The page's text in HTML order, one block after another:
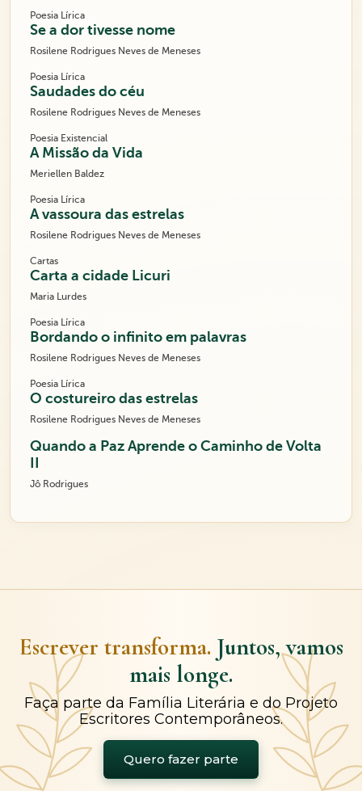
Poesia Lírica
Se a dor tivesse nome
Rosilene Rodrigues Neves de Meneses
Poesia Lírica
Saudades do céu
Rosilene Rodrigues Neves de Meneses
Poesia Existencial
A Missão da Vida
Meriellen Baldez
Poesia Lírica
A vassoura das estrelas
Rosilene Rodrigues Neves de Meneses
Cartas
Carta a cidade Licuri
Maria Lurdes
Poesia Lírica
Bordando o infinito em palavras
Rosilene Rodrigues Neves de Meneses
Poesia Lírica
O costureiro das estrelas
Rosilene Rodrigues Neves de Meneses
Quando a Paz Aprende o Caminho de Volta
Jô Rodrigues
Escrever transforma. Juntos, vamos
mais longe.
Faça parte da Família Literária e do Projeto
Escritores Contemporâneos.
Quero fazer parte